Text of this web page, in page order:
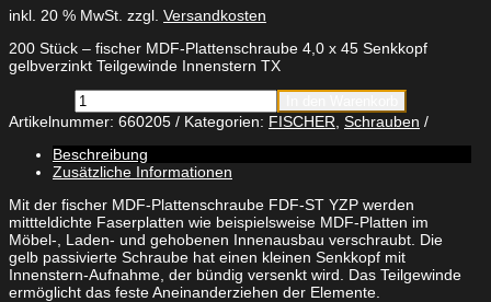
inkl. 20 % MwSt. zzgl. Versandkosten
200 Stück – fischer MDF-Plattenschraube 4,0 x 45 Senkkopf
gelbverzinkt Teilgewinde Innenstern TX
fischer
MDF-
Plattenschraube
4,0
x
45
Senkkopf
gelbverzinkt
Teilgewinde
Innenstern
TX
Menge
Artikelnummer: 660205 Kategorien: FISCHER Schrauben
Beschreibung
Zusätzliche Informationen
Mit der fischer MDF-Plattenschraube FDF-ST YZP werden
mittteldichte Faserplatten wie beispielsweise MDF-Platten im
Möbel-, Laden- und gehobenen Innenausbau verschraubt. Die
gelb passivierte Schraube hat einen kleinen Senkkopf mit
Innenstern-Aufnahme, der bündig versenkt wird. Das Teilgewinde
ermöglicht das feste Aneinanderziehen der Elemente.